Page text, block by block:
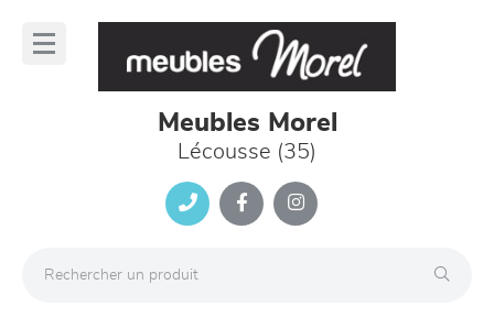
Meubles Morel
Lécousse (35)